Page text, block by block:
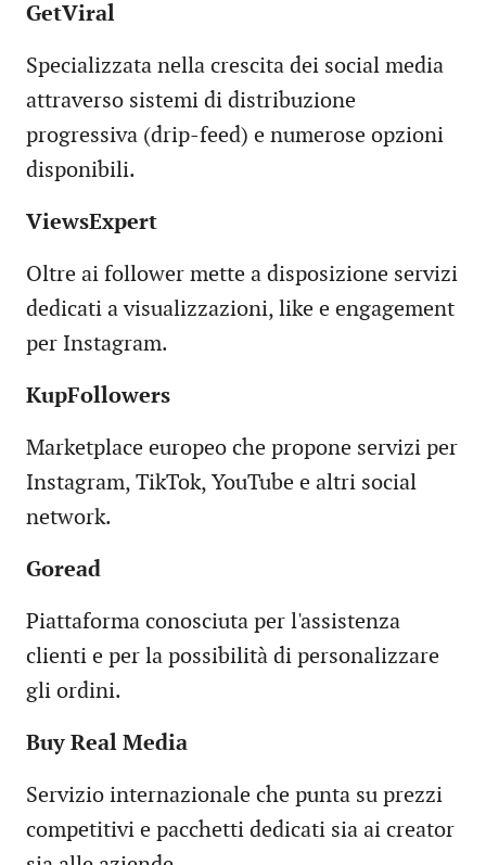
GetViral
Specializzata nella crescita dei social media
attraverso sistemi di distribuzione
progressiva (drip-feed) e numerose opzioni
disponibili.
ViewsExpert
Oltre ai follower mette a disposizione servizi
dedicati a visualizzazioni, like e engagement
per Instagram.
KupFollowers
Marketplace europeo che propone servizi per
Instagram, TikTok, YouTube e altri social
network.
Goread
Piattaforma conosciuta per l'assistenza
clienti e per la possibilità di personalizzare
gli ordini.
Buy Real Media
Servizio internazionale che punta su prezzi
competitivi e pacchetti dedicati sia ai creator